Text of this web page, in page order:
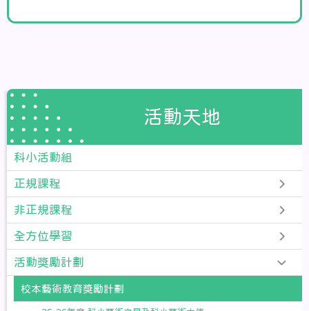
活動天地
科小活動組
正規課程
非正規課程
全方位學習
活動獎勵計劃
校本藝術教育獎勵計劃